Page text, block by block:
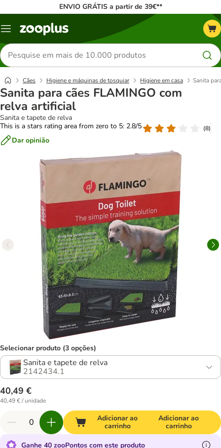
ENVIO GRÁTIS a partir de 39€**
Menu
Pesquisar
produtos
Cães Higiene e máquinas de tosquiar Higiene em casa Sanita
Sanita para cães FLAMINGO com
relva artificial
Sanita e tapete de relva
This is a stars rating area from zero to 5: 2.8/5
(8)
Dar opinião
Selecionar produto (3 opções)
Sanita e tapete de relva
2142434.1
40,49 €
40,49 € / unidade
Adicionar ao
carrinho
Adicionar ao
carrinho
Ganhe 40 zooPontos com este produto